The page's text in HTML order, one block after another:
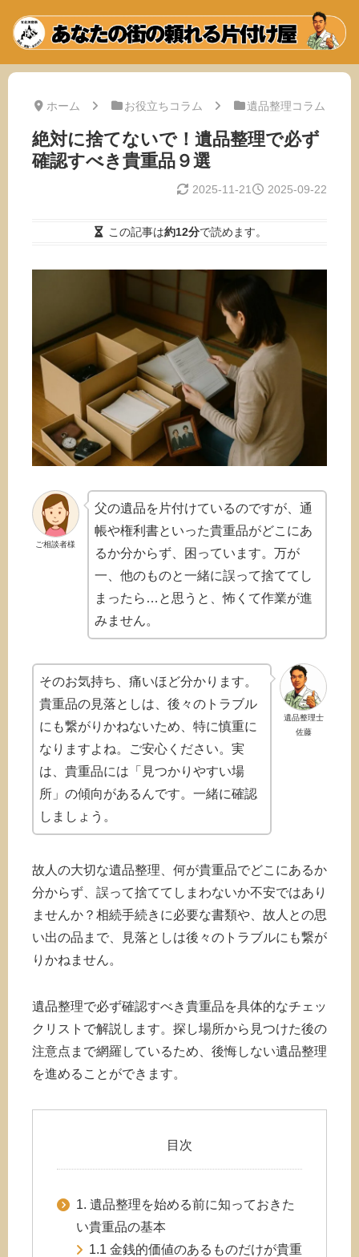
ホーム お役立ちコラム 遺品整理コラム
絶対に捨てないで！遺品整理で必ず
確認すべき貴重品９選
2025-09-22
2025-11-21
この記事は約12分で読めます。
ご相談者様
父の遺品を片付けているのですが、通
帳や権利書といった貴重品がどこにあ
るか分からず、困っています。万が
一、他のものと一緒に誤って捨ててし
まったら…と思うと、怖くて作業が進
みません。
遺品整理士
佐藤
そのお気持ち、痛いほど分かります。
貴重品の見落としは、後々のトラブル
にも繋がりかねないため、特に慎重に
なりますよね。ご安心ください。実
は、貴重品には「見つかりやすい場
所」の傾向があるんです。一緒に確認
しましょう。
故人の大切な遺品整理、何が貴重品でどこにあるか
分からず、誤って捨ててしまわないか不安ではあり
ませんか？相続手続きに必要な書類や、故人との思
い出の品まで、見落としは後々のトラブルにも繋が
りかねません。
遺品整理で必ず確認すべき貴重品を具体的なチェッ
クリストで解説します。探し場所から見つけた後の
注意点まで網羅しているため、後悔しない遺品整理
を進めることができます。
目次
1. 遺品整理を始める前に知っておきた
い貴重品の基本
1.1 金銭的価値のあるものだけが貴重